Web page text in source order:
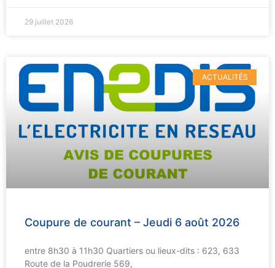
29 juillet 2026
ACTUALITÉS
Coupure de courant – Jeudi 6 août 2026
entre 8h30 à 11h30 Quartiers ou lieux-dits : 623, 633
Route de la Poudrerie 569,